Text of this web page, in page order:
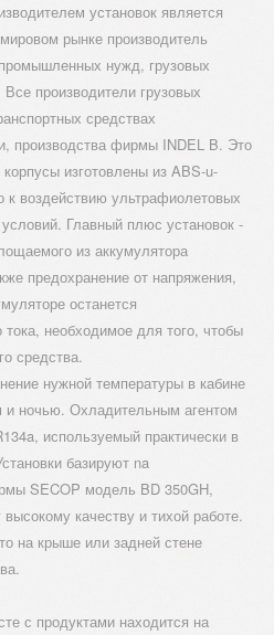
установок является
рынке производитель
нужд, грузовых
производители грузовых
средствах
производства фирмы INDEL B. Это
изготовлены из ABS-u-
к воздействию ультрафиолетовых
Главный плюс установок -
из аккумулятора
предохранение от напряжения,
останется
необходимое для того, чтобы
средства.
нужной температуры в кабине
и ночью. Охладительным агентом
используемый практически в
базируют na
SECOP модель BD 350GH,
качеству и тихой работе.
на крыше или задней стене
с продуктами находится на